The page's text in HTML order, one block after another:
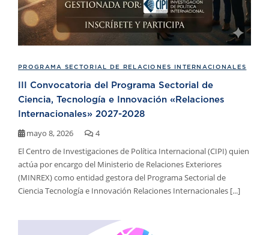
PROGRAMA SECTORIAL DE RELACIONES INTERNACIONALES
III Convocatoria del Programa Sectorial de
Ciencia, Tecnología e Innovación «Relaciones
Internacionales» 2027-2028
mayo 8, 2026
4
El Centro de Investigaciones de Política Internacional (CIPI) quien
actúa por encargo del Ministerio de Relaciones Exteriores
(MINREX) como entidad gestora del Programa Sectorial de
Ciencia Tecnología e Innovación Relaciones Internacionales [...]